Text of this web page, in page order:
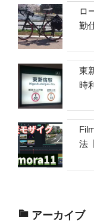
ロ
勤
東
時
法
アーカイブ